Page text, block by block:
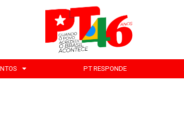
PT RESPONDE